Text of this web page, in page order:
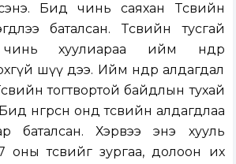
Бид чинь саяхан Төсвийн
баталсан. Төсвийн тусгай
чинь хуулиараа ийм өндөр
шүү дээ. Ийм өндөр алдагдал
тогтвортой байдлын тухай
өнгөрсөн онд төсвийн алдагдлаа
баталсан. Хэрвээ энэ хууль
оны төсвийг зургаа, долоон их